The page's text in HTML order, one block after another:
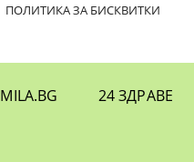
ПОЛИТИКА ЗА БИСКВИТКИ
MILA.BG 24 ЗДРАВЕ